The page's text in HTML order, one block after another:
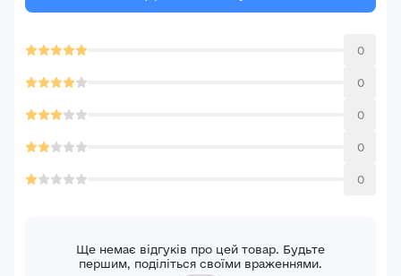
0
0
0
0
0
Ще немає відгуків про цей товар. Будьте
першим, поділіться своїми враженнями.
Ваші враження*
Забули пароль? Реєстрація